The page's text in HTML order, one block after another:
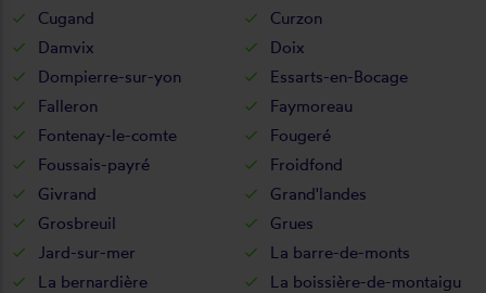
Cugand
Curzon
Damvix
Doix
Dompierre-sur-yon
Essarts-en-Bocage
Falleron
Faymoreau
Fontenay-le-comte
Fougeré
Foussais-payré
Froidfond
Givrand
Grand'landes
Grosbreuil
Grues
Jard-sur-mer
La barre-de-monts
La bernardière
La boissière-de-montaigu